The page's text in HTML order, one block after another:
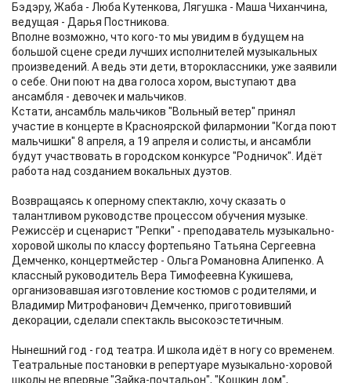
Бэдэру, Жаба - Люба Кутенкова, Лягушка - Маша Чиханчина,
ведущая - Дарья Постникова.
Вполне возможно, что кого-то мы увидим в будущем на
большой сцене среди лучших исполнителей музыкальных
произведений. А ведь эти дети, второклассники, уже заявили
о себе. Они поют на два голоса хором, выступают два
ансамбля - девочек и мальчиков.
Кстати, ансамбль мальчиков "Вольный ветер" принял
участие в концерте в Красноярской филармонии "Когда поют
мальчишки" 8 апреля, а 19 апреля и солисты, и ансамбли
будут участвовать в городском конкурсе "Родничок". Идёт
работа над созданием вокальных дуэтов.
Возвращаясь к оперному спектаклю, хочу сказать о
талантливом руководстве процессом обучения музыке.
Режиссёр и сценарист "Репки" - преподаватель музыкально-
хоровой школы по классу фортепьяно Татьяна Сергеевна
Демченко, концертмейстер - Ольга Романовна Алипенко. А
классный руководитель Вера Тимофеевна Кукишева,
организовавшая изготовление костюмов с родителями, и
Владимир Митрофанович Демченко, приготовивший
декорации, сделали спектакль высокоэстетичным.
Нынешний год - год театра. И школа идёт в ногу со временем.
Театральные постановки в репертуаре музыкально-хоровой
школы не впервые."Зайка-почтальон", "Кошкин дом",